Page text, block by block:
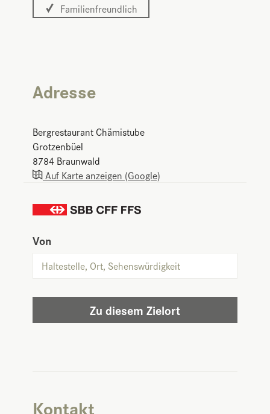
Familienfreundlich
Adresse
Bergrestaurant Chämistube
Grotzenbüel
8784 Braunwald
Auf Karte anzeigen (Google)
Von
Zu diesem Zielort
Kontakt